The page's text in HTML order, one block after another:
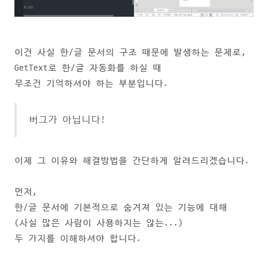
이건 사실 한/글 문서의 구조 때문에 발생하는 문제로,
GetText로 한/글 자동화를 하실 때
무조건 기억하셔야 하는 부분입니다.
버그가 아닙니다!
이제 그 이유와 해결방법을 간단하게 알려드리겠습니다.
먼저,
한/글 문서에 기본적으로 숨겨져 있는 기능에 대해
(사실 많은 사람이 사용하지는 않는...)
두 가지를 이해하셔야 합니다.